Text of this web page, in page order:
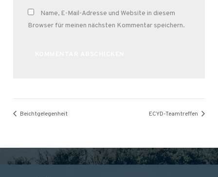
Name, E-Mail-Adresse und Website in diesem
Browser für meinen nächsten Kommentar speichern.
Beichtgelegenheit ECYD-Teamtreffen